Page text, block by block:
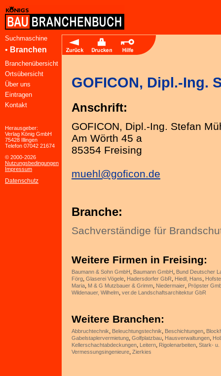
Suchmaschine
• Branchen
Branchenübersicht
Ortsübersicht
Über uns
Eintragen
Kontakt
Herausgeber:
Verlag König GmbH
75428 Illingen
Telefon 07042 21674
© 2000-2026
Nutzungsbedingungen
Impressum
Datenschutz
GOFICON, Dipl.-Ing.
Anschrift:
GOFICON, Dipl.-Ing. Stefan
Am Wörth 45 a
85354 Freising
muehl@goficon.de
Branche:
Sachverständige für
Weitere Firmen in Freising:
Baumann & Sohn GmbH, Baumann GmbH, Bund Deutscher
Förg, Glaserei Vögele, Hadersdorfer GbR, Hiedl, Hans,
Maria, M & G Mutzbauer & Grimm, Niedermaier, Pröpster
Wildenauer, Wilhelm, ver.de Landschaftsarchitektur GbR
Weitere Branchen:
Abbruchtechnik, Beleuchtungstechnik, Beschichtungen,
Gabelstaplervermietung, Golfplatzbau, Hausverwaltungen,
Kellerschachtabdeckungen, Leitern, Rigolenarbeiten, Stark- u.
Vermessungsingenieure, Zierkies